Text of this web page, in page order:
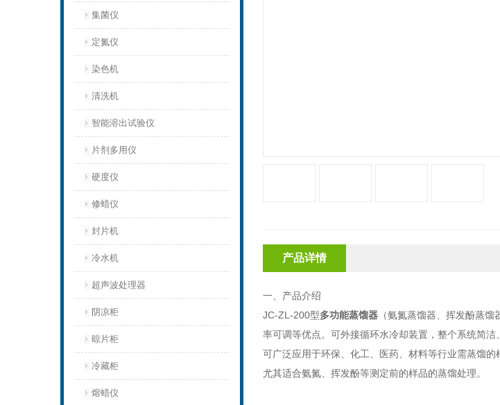
集菌仪
定氮仪
染色机
清洗机
智能溶出试验仪
片剂多用仪
硬度仪
修蜡仪
封片机
冷水机
超声波处理器
阴凉柜
晾片柜
冷藏柜
熔蜡仪
产品详情
一、产品介绍
JC-ZL-200型多功能蒸馏器 （氨氮蒸馏器、挥发酚蒸馏
率可调等优点。 可外接循环水冷却装置，整个系统简洁
可广泛应用于环保、化工、医药、材料等行业需蒸馏的
尤其适合氨氮、挥发酚等测定前的样品的蒸馏处理。